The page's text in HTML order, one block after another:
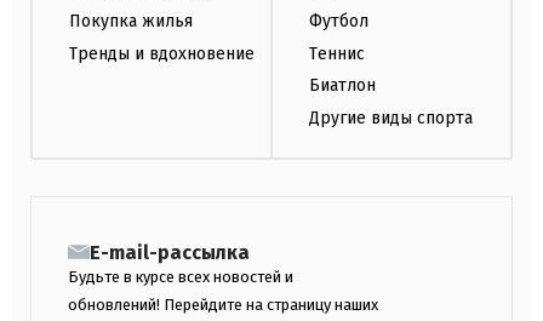
Покупка жилья
Тренды и вдохновение
Футбол
Теннис
Биатлон
Другие виды спорта
E-mail-рассылка
Будьте в курсе всех новостей и
обновлений! Перейдите на страницу наших